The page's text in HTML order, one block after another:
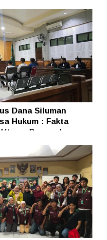
Dana Siluman
Hukum : Fakta
Penegakan